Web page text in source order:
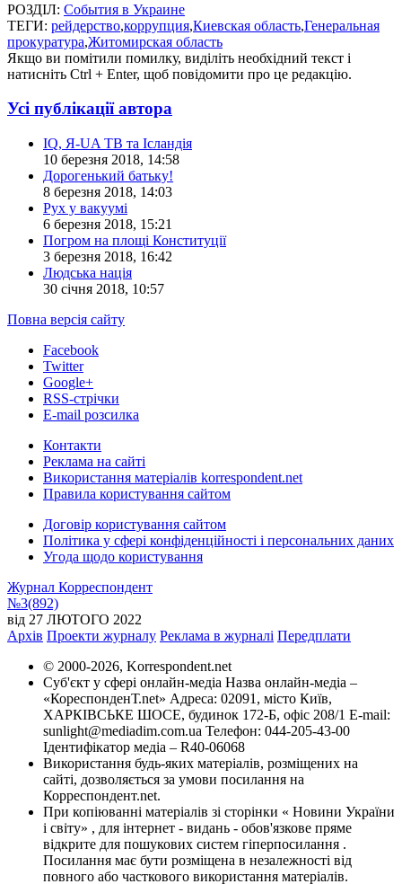
РОЗДІЛ: События в Украине
ТЕГИ: рейдерство,коррупция,Киевская область,Генеральная
прокуратура,Житомирская область
Якщо ви помітили помилку, виділіть необхідний текст і
натисніть Ctrl + Enter, щоб повідомити про це редакцію.
Усі публікації автора
IQ, Я-UA ТВ та Ісландія
10 березня 2018, 14:58
Дорогенький батьку!
8 березня 2018, 14:03
Рух у вакуумі
6 березня 2018, 15:21
Погром на площі Конституції
3 березня 2018, 16:42
Людська нація
30 січня 2018, 10:57
Повна версія сайту
Facebook
Twitter
Google+
RSS-стрічки
E-mail розсилка
Контакти
Реклама на сайті
Використання матеріалів korrespondent.net
Правила користування сайтом
Договір користування сайтом
Політика у сфері конфіденційності і персональних даних
Угода щодо користування
Журнал Корреспондент
№3(892)
від 27 ЛЮТОГО 2022
Архів Проекти журналу Реклама в журналі Передплати
© 2000-2026, Korrespondent.net
Суб'єкт у сфері онлайн-медіа Назва онлайн-медіа –
«КореспонденТ.net» Адреса: 02091, місто Київ,
ХАРКІВСЬКЕ ШОСЕ, будинок 172-Б, офіс 208/1 E-mail:
sunlight@mediadim.com.ua Телефон: 044-205-43-00
Ідентифікатор медіа – R40-06068
Використання будь-яких матеріалів, розміщених на
сайті, дозволяється за умови посилання на
Корреспондент.net.
При копіюванні матеріалів зі сторінки « Новини України
і світу» , для інтернет - видань - обов'язкове пряме
відкрите для пошукових систем гіперпосилання .
Посилання має бути розміщена в незалежності від
повного або часткового використання матеріалів.